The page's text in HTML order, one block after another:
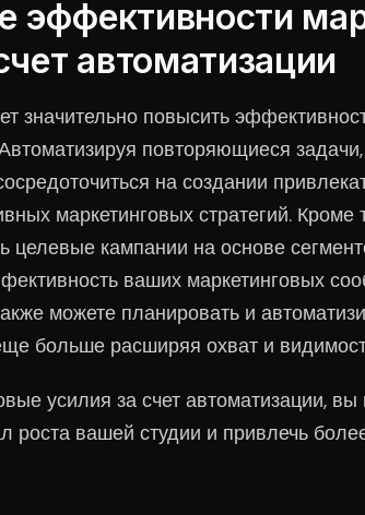
эффективности
автоматизации
значительно повысить
повторяющиеся
на создании
маркетинговых стратегий. Кроме
целевые кампании на основе
ваших маркетинговых
можете планировать и
больше расширяя охват и
усилия за счет автоматизации,
роста вашей студии и привлечь